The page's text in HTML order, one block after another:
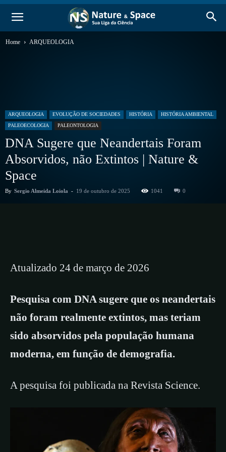
Home ARQUEOLOGIA
ARQUEOLOGIA EVOLUÇÃO DE SOCIEDADES HISTÓRIA
HISTÓRIA AMBIENTAL
PALEOECOLOGIA
PALEONTOLOGIA
DNA Sugere que Neandertais Foram
Absorvidos, não Extintos | Nature &
Space
By Sergio Almeida Loiola - 19 de outubro de 2025 1041 0
Atualizado 24 de março de 2026
Pesquisa com DNA sugere que os neandertais
não foram realmente extintos, mas teriam
sido absorvidos pela população humana
moderna, em função de demografia.
A pesquisa foi publicada na Revista Science.